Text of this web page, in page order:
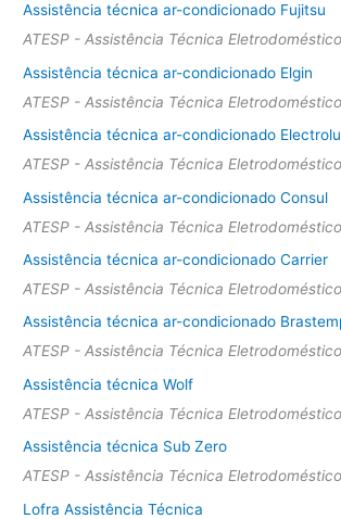
Assistência técnica ar-condicionado Fujitsu
ATESP - Assistência Técnica
Assistência técnica ar-condicionado Elgin
ATESP - Assistência Técnica
Assistência técnica ar-condicionado
ATESP - Assistência Técnica
Assistência técnica ar-condicionado Consul
ATESP - Assistência Técnica
Assistência técnica ar-condicionado Carrier
ATESP - Assistência Técnica
Assistência técnica ar-condicionado
ATESP - Assistência Técnica
Assistência técnica Wolf
ATESP - Assistência Técnica
Assistência técnica Sub Zero
ATESP - Assistência Técnica
Lofra Assistência Técnica